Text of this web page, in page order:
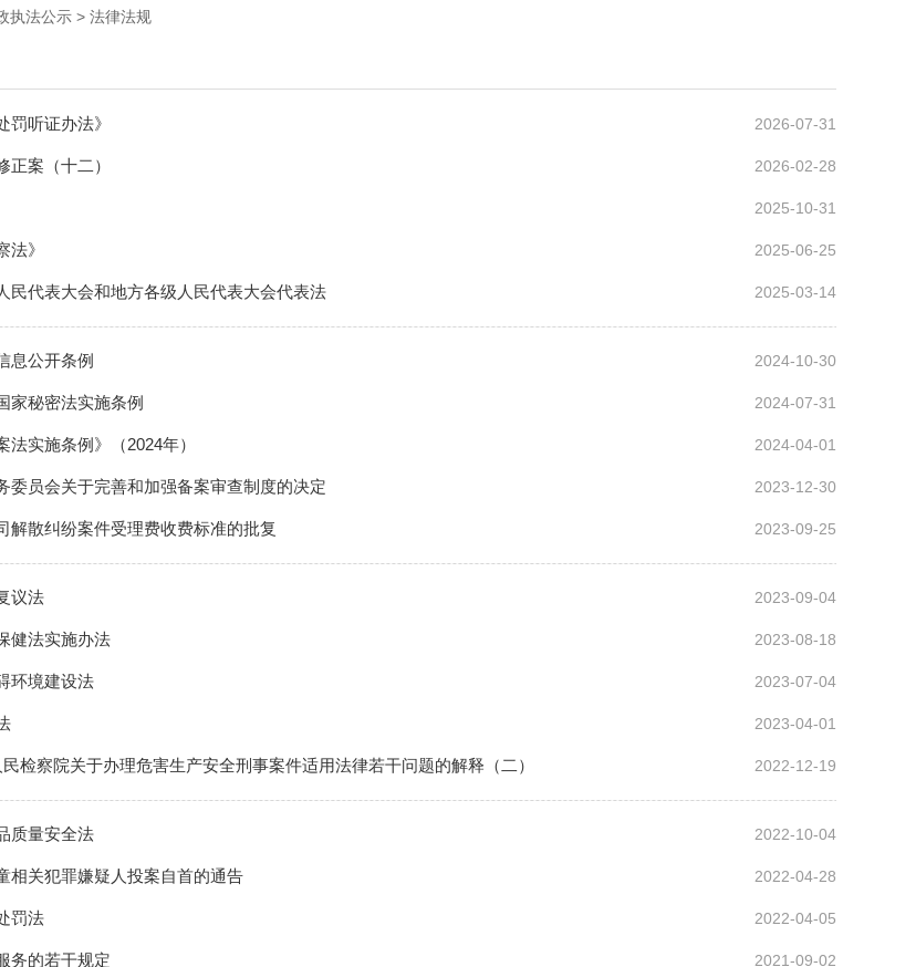
执法公示 > 法律法规
2026-07-31
罚听证办法》
2026-02-28
正案（十二）
2025-10-31
2025-06-25
法》
2025-03-14
民代表大会和地方各级人民代表大会代表法
2024-10-30
息公开条例
2024-07-31
家秘密法实施条例
2024-04-01
法实施条例》（2024年）
2023-12-30
委员会关于完善和加强备案审查制度的决定
2023-09-25
解散纠纷案件受理费收费标准的批复
2023-09-04
议法
2023-08-18
健法实施办法
2023-07-04
环境建设法
2023-04-01
2022-12-19
检察院关于办理危害生产安全刑事案件适用法律若干问题的解释（二）
2022-10-04
质量安全法
2022-04-28
相关犯罪嫌疑人投案自首的通告
2022-04-05
罚法
2021-09-02
务的若干规定